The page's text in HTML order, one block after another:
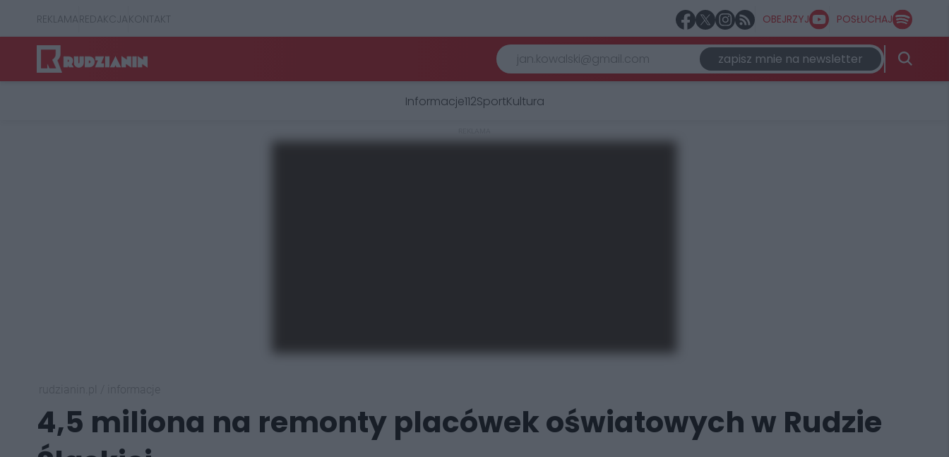
REKLAMAREDAKCJAKONTAKT OBEJRZYJ POSŁUCHAJ
zapisz mnie na newsletter
Informacje112SportKultura
4,5 miliona na remonty placówek oświatowych w Rudzie